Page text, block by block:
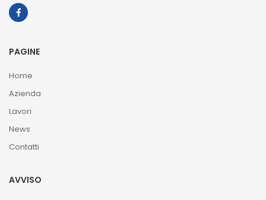
PAGINE
Home
Azienda
Lavori
News
Contatti
AVVISO